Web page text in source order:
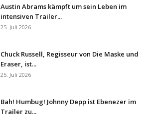
Austin Abrams kämpft um sein Leben im
intensiven Trailer...
25. Juli 2026
Chuck Russell, Regisseur von Die Maske und
Eraser, ist...
25. Juli 2026
Bah! Humbug! Johnny Depp ist Ebenezer im
Trailer zu...